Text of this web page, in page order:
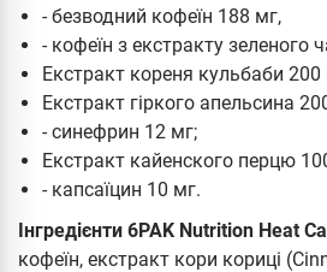
- безводний кофеїн 188 мг,
- кофеїн з екстракту зеленого
Екстракт кореня кульбаби 200
Екстракт гіркого апельсина
- синефрин 12 мг;
Екстракт кайенского перцю
- капсаїцин 10 мг.
Інгредієнти 6PAK Nutrition Heat
кофеїн, екстракт кори кориці